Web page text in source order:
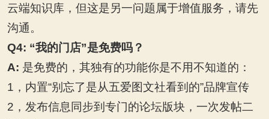
云端知识库，但这是另一问题属于增值服务，请先
沟通。
Q4: “我的门店”是免费吗？
A: 是免费的，其独有的功能你是不用不知道的：
1 ，内置“别忘了是从五爱图文社看到的”品牌宣传
2 ，发布信息同步到专门的论坛版块，一次发帖二